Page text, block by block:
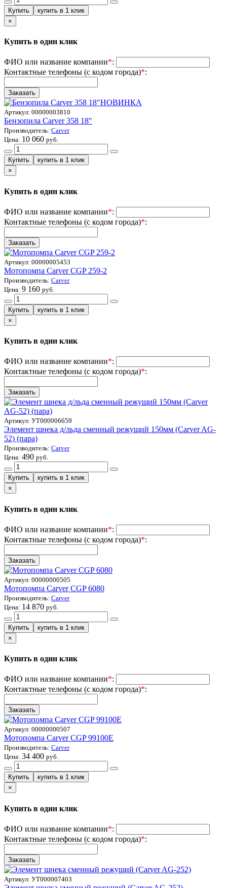
×
Купить в один клик
ФИО или название компании*:
Контактные телефоны (с кодом города)*:
НОВИНКА
Артикул: 00000003810
Бензопила Carver 358 18"
Производитель: Carver
Цена: 10 060 руб.
×
Купить в один клик
ФИО или название компании*:
Контактные телефоны (с кодом города)*:
Артикул: 00000005453
Мотопомпа Carver CGP 259-2
Производитель: Carver
Цена: 9 160 руб.
×
Купить в один клик
ФИО или название компании*:
Контактные телефоны (с кодом города)*:
Артикул: УТ000006659
Элемент шнека д/льда сменный режущий 150мм (Carver AG-
52) (пара)
Производитель: Carver
Цена: 490 руб.
×
Купить в один клик
ФИО или название компании*:
Контактные телефоны (с кодом города)*:
Артикул: 00000000505
Мотопомпа Carver СGP 6080
Производитель: Carver
Цена: 14 870 руб.
×
Купить в один клик
ФИО или название компании*:
Контактные телефоны (с кодом города)*:
Артикул: 00000000507
Мотопомпа Carver СGP 99100Е
Производитель: Carver
Цена: 34 400 руб.
×
Купить в один клик
ФИО или название компании*:
Контактные телефоны (с кодом города)*:
Артикул: УТ000007403